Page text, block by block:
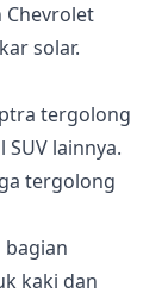
Chevrolet
solar.
tergolong
lainnya.
tergolong
bagian
kaki dan